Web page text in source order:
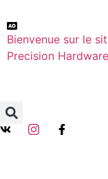
Bienvenue sur le
Precision